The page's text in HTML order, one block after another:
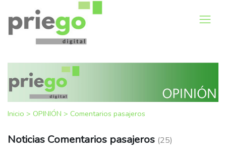
Inicio > OPINIÓN > Comentarios pasajeros
Noticias Comentarios pasajeros (25)